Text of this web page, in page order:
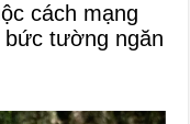
cách mạng
bức tường ngăn